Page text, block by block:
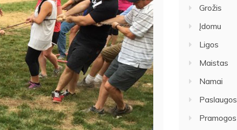
Grožis
Įdomu
Ligos
Maistas
Namai
Paslaugos
Pramogos